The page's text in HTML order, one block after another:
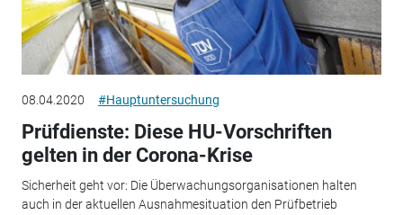
08.04.2020 #Hauptuntersuchung
Prüfdienste: Diese HU-Vorschriften
gelten in der Corona-Krise
Sicherheit geht vor: Die Überwachungsorganisationen halten
auch in der aktuellen Ausnahmesituation den Prüfbetrieb